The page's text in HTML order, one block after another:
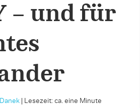
– und für
Lesezeit: ca. eine Minute